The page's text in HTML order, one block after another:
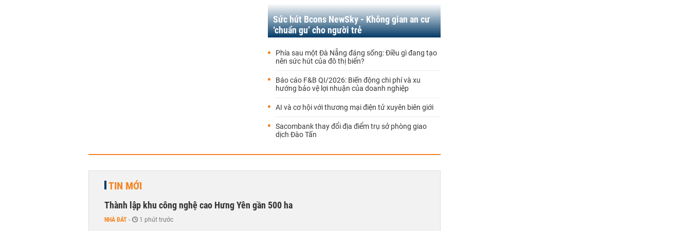
Sức hút Bcons NewSky - Không gian an cư
‘chuẩn gu’ cho người trẻ
Phía sau một Đà Nẵng đáng sống: Điều gì đang tạo
nên sức hút của đô thị biển?
Báo cáo F&B QI/2026: Biến động chi phí và xu
hướng bảo vệ lợi nhuận của doanh nghiệp
AI và cơ hội với thương mại điện tử xuyên biên giới
Sacombank thay đổi địa điểm trụ sở phòng giao
dịch Đào Tấn
TIN MỚI
Thành lập khu công nghệ cao Hưng Yên gần 500 ha
NHÀ ĐẤT - 1 phút trước